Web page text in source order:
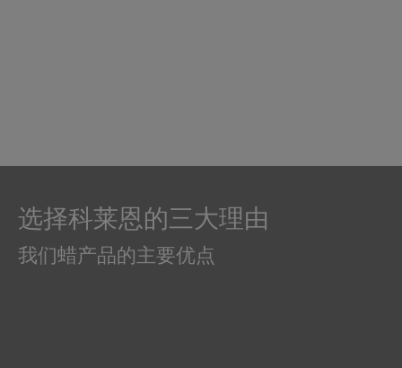
选择科莱恩的三大理由
我们蜡产品的主要优点